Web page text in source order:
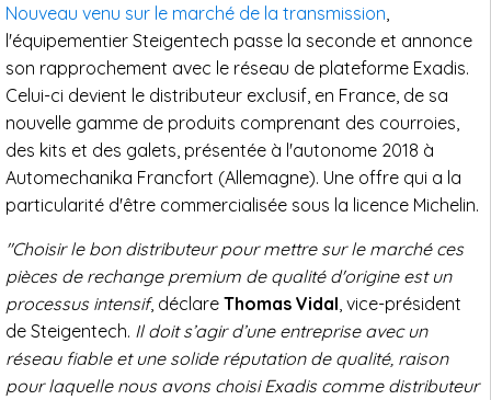
Nouveau venu sur le marché de la transmission
l'équipementier Steigentech passe la seconde et annonce
son rapprochement avec le réseau de plateforme Exadis.
Celui-ci devient le distributeur exclusif, en France, de sa
nouvelle gamme de produits comprenant des courroies,
des kits et des galets, présentée à l'autonome 2018 à
Automechanika Francfort (Allemagne). Une offre qui a la
particularité d'être commercialisée sous la licence Michelin.
"Choisir le bon distributeur pour mettre sur le marché ces
pièces de rechange premium de qualité d'origine est un
processus intensif, déclare Thomas Vidal , vice-président
de Steigentech. Il doit s’agir d’une entreprise avec un
réseau fiable et une solide réputation de qualité, raison
pour laquelle nous avons choisi Exadis comme distributeur